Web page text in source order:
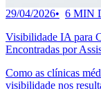
29/04/2026 6 MIN
Visibilidade IA para
Encontradas por
Como as clínicas
visibilidade nos